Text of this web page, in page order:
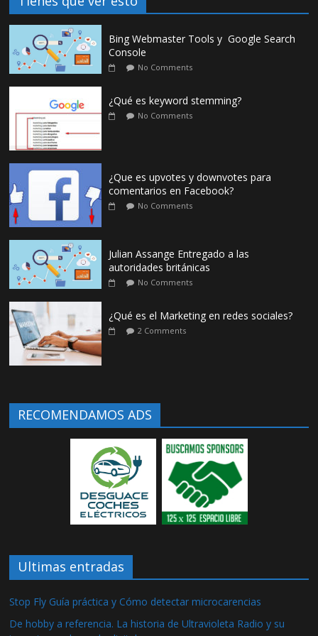
Bing Webmaster Tools y Google Search
Console
No Comments
¿Qué es keyword stemming?
No Comments
¿Que es upvotes y downvotes para
comentarios en Facebook?
No Comments
Julian Assange Entregado a las
autoridades británicas
No Comments
¿Qué es el Marketing en redes sociales?
2 Comments
RECOMENDAMOS ADS
Ultimas entradas
Stop Fly Guía práctica y Cómo detectar microcarencias
De hobby a referencia. La historia de Ultravioleta Radio y su